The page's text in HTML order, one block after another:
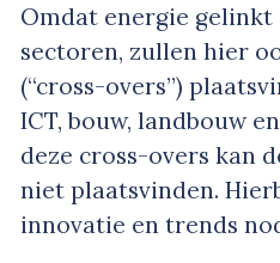
Omdat energie gelinkt
sectoren, zullen hier
(“cross-overs”)
ICT, bouw, landbouw
deze cross-overs kan
niet plaatsvinden.
innovatie en trends